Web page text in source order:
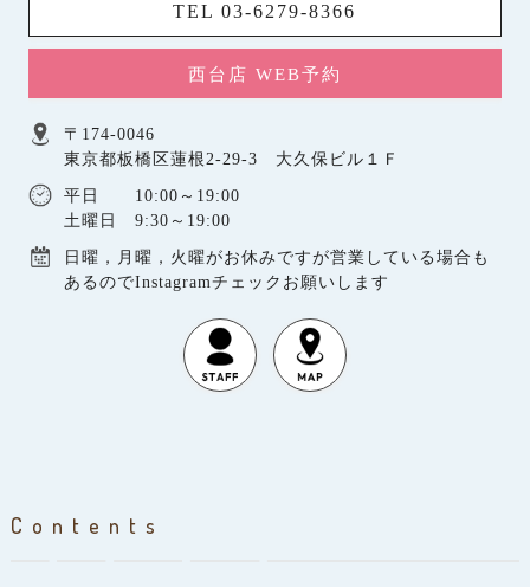
TEL 03-6279-8366
西台店 WEB予約
〒174-0046
東京都板橋区蓮根2-29-3 大久保ビル１Ｆ
平日 10:00～19:00
土曜日 9:30～19:00
日曜，月曜，火曜がお休みですが営業している場合も
あるのでInstagramチェックお願いします
Contents